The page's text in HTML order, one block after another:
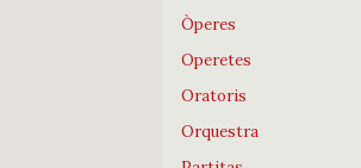
Òperes
Operetes
Oratoris
Orquestra